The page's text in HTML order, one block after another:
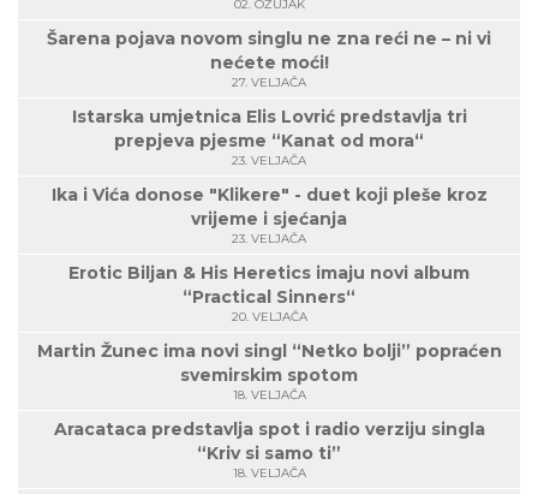
02. OŽUJAK
Šarena pojava novom singlu ne zna reći ne – ni vi
nećete moći!
27. VELJAČA
Istarska umjetnica Elis Lovrić predstavlja tri
prepjeva pjesme “Kanat od mora“
23. VELJAČA
Ika i Vića donose "Klikere" - duet koji pleše kroz
vrijeme i sjećanja
23. VELJAČA
Erotic Biljan & His Heretics imaju novi album
“Practical Sinners“
20. VELJAČA
Martin Žunec ima novi singl “Netko bolji” popraćen
svemirskim spotom
18. VELJAČA
Aracataca predstavlja spot i radio verziju singla
“Kriv si samo ti”
18. VELJAČA